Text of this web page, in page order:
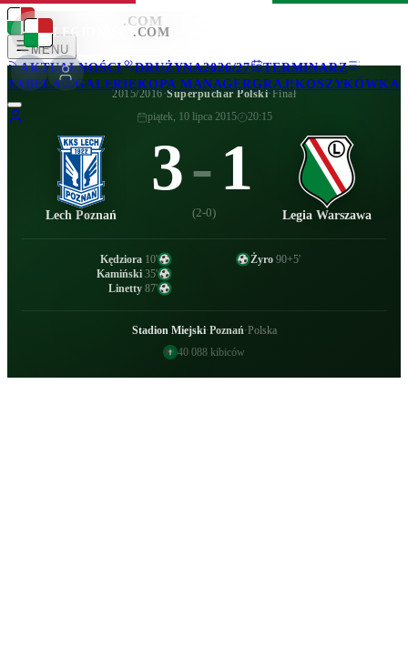
LEGIONISCI .COM
MENU
AKTUALNOŚCI
DRUŻYNA2026/27
TERMINARZ
TABELA
GALERIEKOPA MANAGERGRAJ!KOSZYKÓWKA
LEGIONISCI .COM
2015/2016·Superpuchar Polski·Finał
piątek, 10 lipca 2015
20:15
Lech Poznań
3-1
(2-0) Legia Warszawa
Kędziora 10'
Kamiński 35'
Linetty 87'
Żyro 90+5'
Stadion Miejski·Poznań·Polska
40 088 kibiców